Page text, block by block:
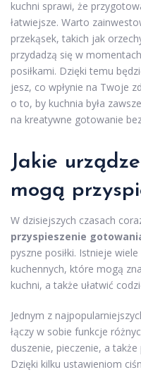
kuchni sprawi, że
łatwiejsze. Warto
przekąsek, takich jak
przydadzą się w
posiłkami. Dzięki temu
jesz, co wpłynie na Twoje
o to, by kuchnia była
na kreatywne gotowanie
Jakie
mogą
W dzisiejszych czasach
przyspieszenie
pyszne posiłki. Istnieje
kuchennych, które mogą
kuchni, a także ułatwić
Jednym z
łączy w sobie funkcje
duszenie, pieczenie, a
Dzięki kilku ustawieniom